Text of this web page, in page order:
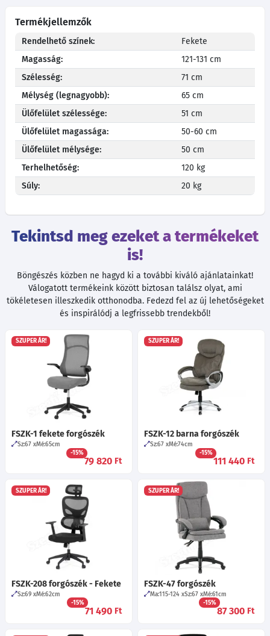
Termékjellemzők
Rendelhető színek:
Fekete
Magasság:
121-131 cm
Szélesség:
71 cm
Mélység (legnagyobb):
65 cm
Ülőfelület szélessége:
51 cm
Ülőfelület magassága:
50-60 cm
Ülőfelület mélysége:
50 cm
Terhelhetőség:
120 kg
Súly:
20 kg
Tekintsd meg ezeket a termékeket
is!
Böngészés közben ne hagyd ki a további kiváló ajánlatainkat!
Válogatott termékeink között biztosan találsz olyat, ami
tökéletesen illeszkedik otthonodba. Fedezd fel az új lehetőségeket
és inspirálódj a legfrissebb trendekből!
SZUPER ÁR!
FSZK-1 fekete forgószék
Sz:67 Mé:65cm
-15%
79 820 Ft
SZUPER ÁR!
FSZK-12 barna forgószék
Sz:67 Mé:74cm
-15%
111 440 Ft
SZUPER ÁR!
FSZK-208 forgószék - Fekete
Sz:69 Mé:62cm
-15%
71 490 Ft
SZUPER ÁR!
FSZK-47 forgószék
Ma:115-124 Sz:67 Mé:61cm
-15%
87 300 Ft